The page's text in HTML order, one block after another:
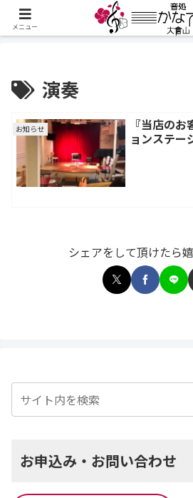
演奏
お知らせ
『当店の
ョンステー
シェアをして頂けたら
お申込み・お問い合わせ
メニュー